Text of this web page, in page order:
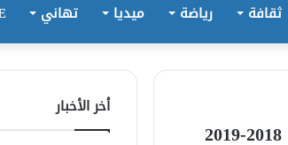
ثقافة رياضة ميديا تهاني
أخر الأخبار